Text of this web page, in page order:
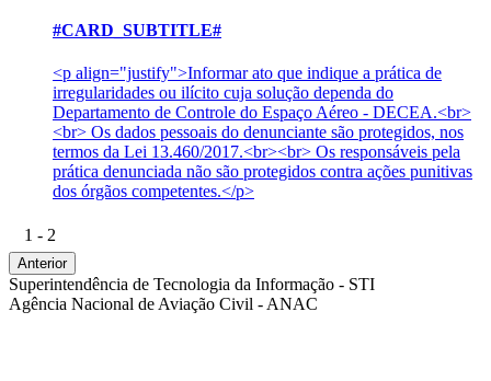
#CARD_SUBTITLE#
<p align="justify">Informar ato que indique a prática de
irregularidades ou ilícito cuja solução dependa do
Departamento de Controle do Espaço Aéreo - DECEA.<br>
<br> Os dados pessoais do denunciante são protegidos, nos
termos da Lei 13.460/2017.<br><br> Os responsáveis pela
prática denunciada não são protegidos contra ações punitivas
dos órgãos competentes.</p>
1 - 2
Anterior
Superintendência de Tecnologia da Informação - STI
Agência Nacional de Aviação Civil - ANAC